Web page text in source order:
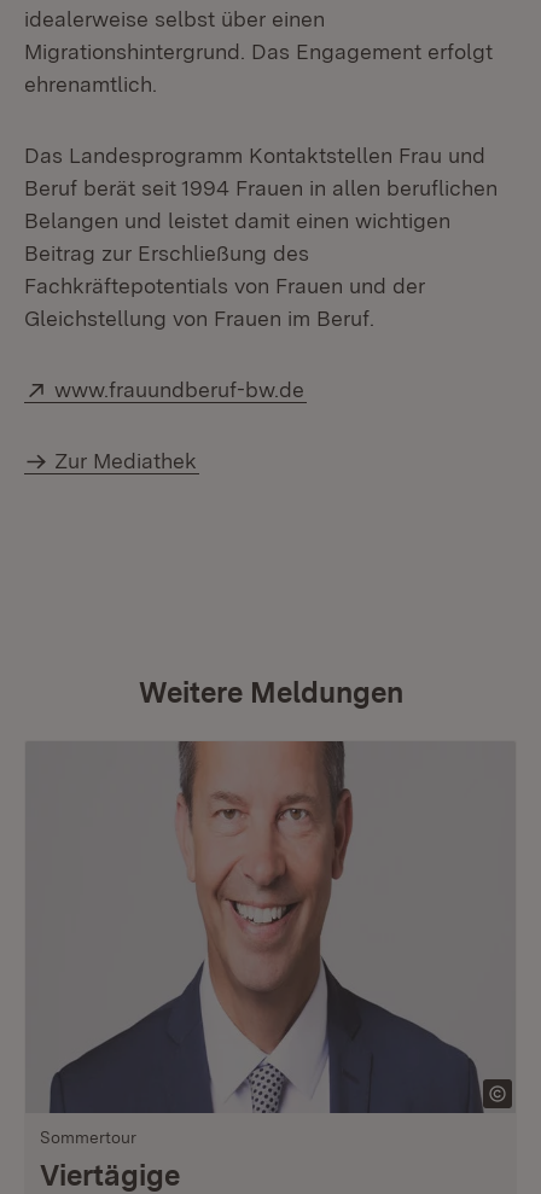
idealerweise selbst über einen
Migrationshintergrund. Das Engagement erfolgt
ehrenamtlich.
Das Landesprogramm Kontaktstellen Frau und
Beruf berät seit 1994 Frauen in allen beruflichen
Belangen und leistet damit einen wichtigen
Beitrag zur Erschließung des
Fachkräftepotentials von Frauen und der
Gleichstellung von Frauen im Beruf.
Extern:
www.frauundberuf-bw.de
Zur Mediathek
Weitere Meldungen
Sommertour
Viertägige